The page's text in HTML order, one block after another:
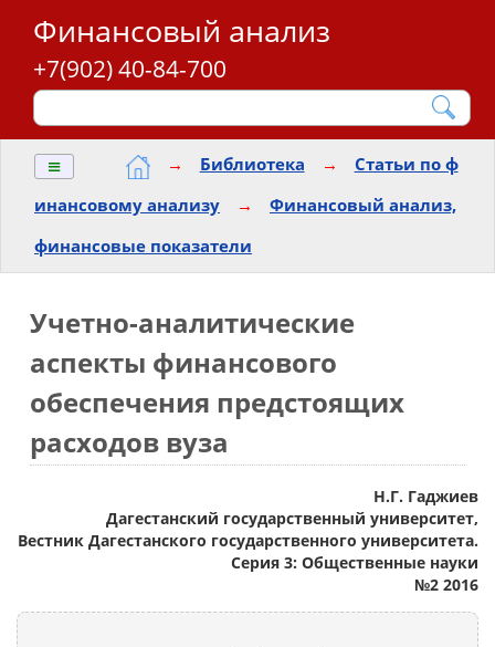
Финансовый анализ
+7(902) 40-84-700
≡ → Библиотека →
Статьи по ф
инансовому анализу
→
Финансовый анализ,
финансовые показатели
Учетно-аналитические
аспекты финансового
обеспечения предстоящих
расходов вуза
Н.Г. Гаджиев
Дагестанский государственный университет,
Вестник Дагестанского государственного университета.
Серия 3: Общественные науки
№2 2016